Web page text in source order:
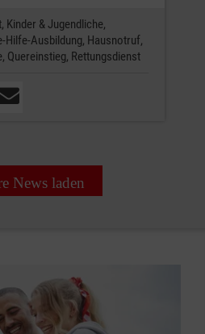
Kinder & Jugendliche,
Hilfe-Ausbildung, Hausnotruf,
Quereinstieg, Rettungsdienst
News laden